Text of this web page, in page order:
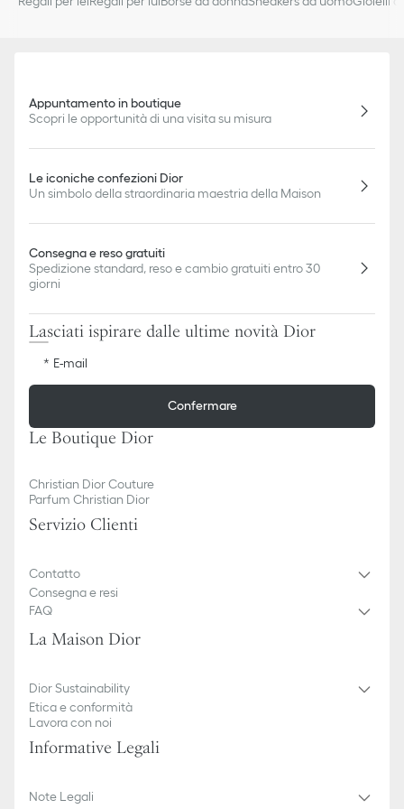
1 tasca con cerniera e 1 tasca a bustina interna
Appuntamento in boutique
Scopri le opportunità di una visita su misura
Le iconiche confezioni Dior
Un simbolo della straordinaria maestria della Maison
Consegna e reso gratuiti
Spedizione standard, reso e cambio gratuiti entro 30
giorni
Lasciati ispirare dalle ultime novità Dior
E-mail
Confermare
Le Boutique Dior
Christian Dior Couture
Parfum Christian Dior
Servizio Clienti
Contatto
Consegna e resi
FAQ
La Maison Dior
Dior Sustainability
Etica e conformità
Lavora con noi
Informative Legali
Note Legali